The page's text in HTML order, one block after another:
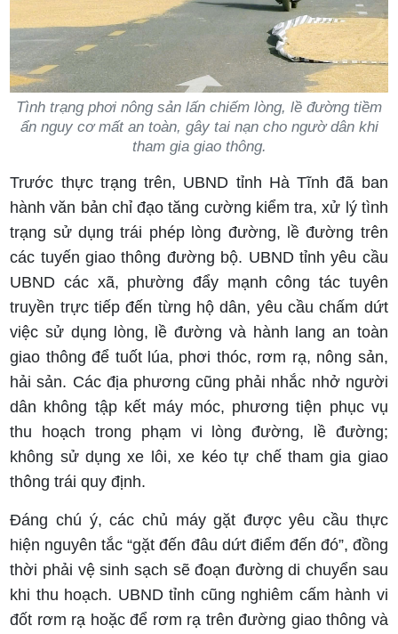
Tình trạng phơi nông sản lấn chiếm lòng, lề đường tiềm
ẩn nguy cơ mất an toàn, gây tai nạn cho ngườ dân khi
tham gia giao thông.
Trước thực trạng trên, UBND tỉnh Hà Tĩnh đã ban
hành văn bản chỉ đạo tăng cường kiểm tra, xử lý tình
trạng sử dụng trái phép lòng đường, lề đường trên
các tuyến giao thông đường bộ. UBND tỉnh yêu cầu
UBND các xã, phường đẩy mạnh công tác tuyên
truyền trực tiếp đến từng hộ dân, yêu cầu chấm dứt
việc sử dụng lòng, lề đường và hành lang an toàn
giao thông để tuốt lúa, phơi thóc, rơm rạ, nông sản,
hải sản. Các địa phương cũng phải nhắc nhở người
dân không tập kết máy móc, phương tiện phục vụ
thu hoạch trong phạm vi lòng đường, lề đường;
không sử dụng xe lôi, xe kéo tự chế tham gia giao
thông trái quy định.
Đáng chú ý, các chủ máy gặt được yêu cầu thực
hiện nguyên tắc “gặt đến đâu dứt điểm đến đó”, đồng
thời phải vệ sinh sạch sẽ đoạn đường di chuyển sau
khi thu hoạch. UBND tỉnh cũng nghiêm cấm hành vi
đốt rơm rạ hoặc để rơm rạ trên đường giao thông và